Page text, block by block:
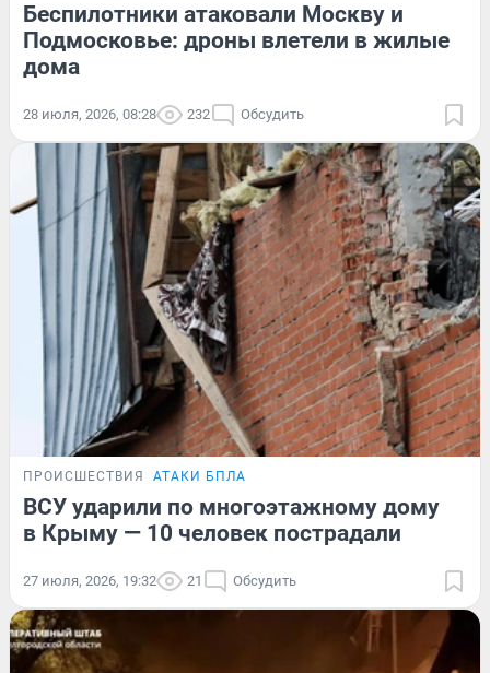
Беспилотники атаковали Москву и
Подмосковье: дроны влетели в жилые
дома
28 июля, 2026, 08:28 232 Обсудить
ПРОИСШЕСТВИЯ АТАКИ БПЛА
ВСУ ударили по многоэтажному дому
в Крыму — 10 человек пострадали
27 июля, 2026, 19:32 21 Обсудить